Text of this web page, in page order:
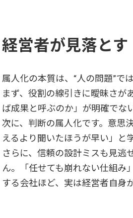
経営者が見落とす
属人化の本質は、“人の問題”で
まず、役割の線引きに曖昧さが
ば成果と呼ぶのか」が明確でな
次に、判断の属人化です。意思
えるより聞いたほうが早い」と
さらに、信頼の設計ミスも見逃
ん。「任せても崩れない仕組み
する会社ほど、実は経営者自身